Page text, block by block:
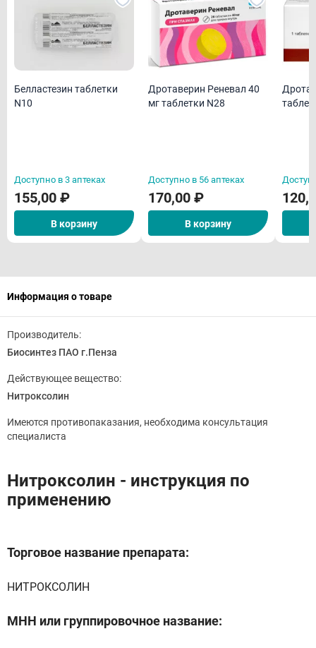
Белластезин таблетки
N10
Доступно в 3 аптеках
155,00 ₽
В корзину
Дротаверин Реневал 40
мг таблетки N28
Доступно в 56 аптеках
170,00 ₽
В корзину
Информация о товаре
Производитель:
Биосинтез ПАО г.Пенза
Действующее вещество:
Нитроксолин
Имеются противопаказания, необходима консультация
специалиста
Нитроксолин - инструкция по
применению
Торговое название препарата:
НИТРОКСОЛИН
МНН или группировочное название: